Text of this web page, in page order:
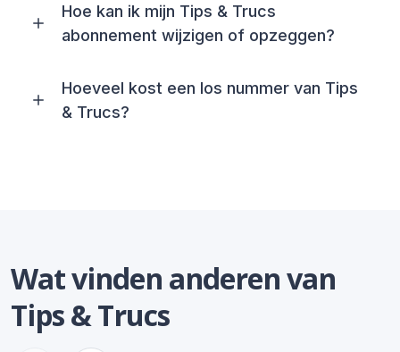
Hoe kan ik mijn Tips & Trucs
abonnement wijzigen of opzeggen?
Hoeveel kost een los nummer van Tips
& Trucs?
Wat vinden anderen van
Tips & Trucs